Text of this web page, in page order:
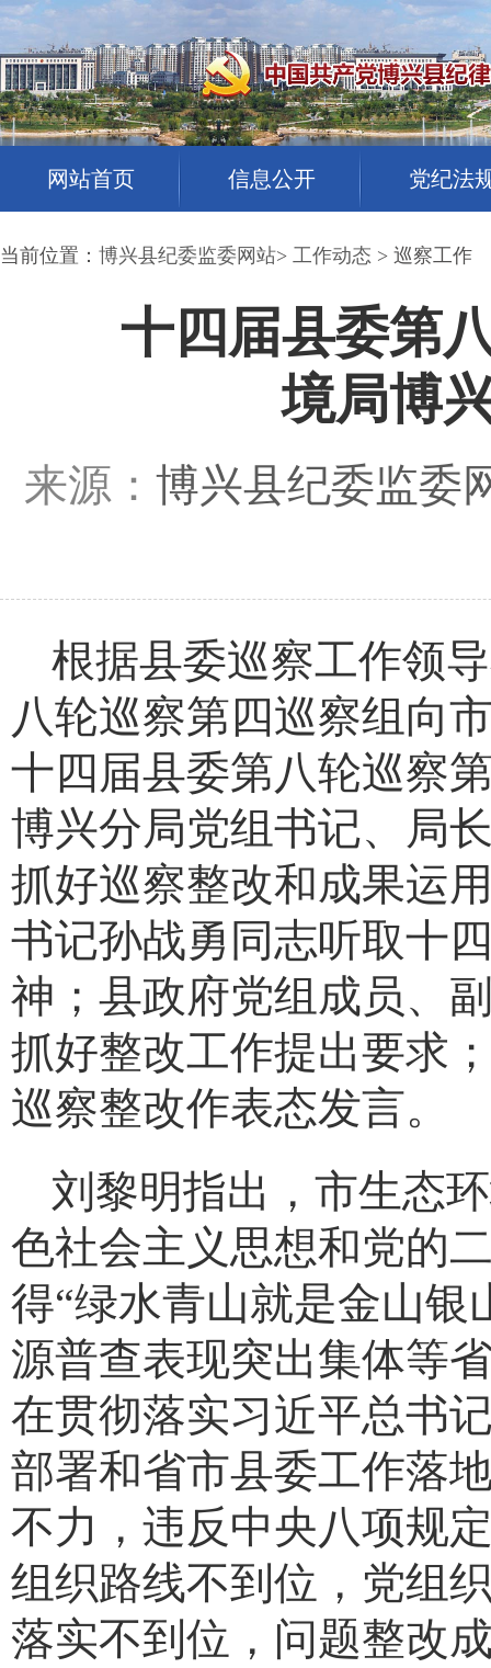
网站首页 信息公开 党纪法
当前位置： 博兴县纪委监委网站> 工作动态 > 巡察工作
十四届县委第
境局博
来源： 博兴县纪委监委
根据县委巡察工作领
八轮巡察第四巡察组向
十四届县委第八轮巡察
博兴分局党组书记、局
抓好巡察整改和成果运
书记孙战勇同志听取十
神；县政府党组成员、
抓好整改工作提出要求
巡察整改作表态发言。
刘黎明指出，市生态
色社会主义思想和党的
得“绿水青山就是金山
源普查表现突出集体等
在贯彻落实习近平总书
部署和省市县委工作落
不力，违反中央八项规
组织路线不到位，党组
落实不到位，问题整改